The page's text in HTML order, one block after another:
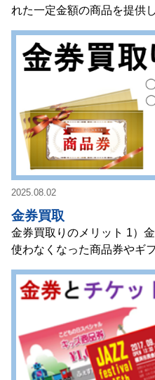
れた一定金額の商品を提供
2025.08.02
金券買取
金券買取りのメリット 1）
使わなくなった商品券やギ